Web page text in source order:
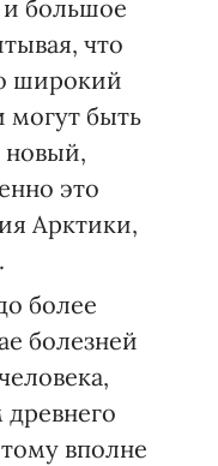
большое
что
широкий
могут быть
это
Арктики,
более
болезней
вполне